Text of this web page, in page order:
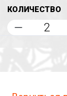
КОЛИЧЕСТВО